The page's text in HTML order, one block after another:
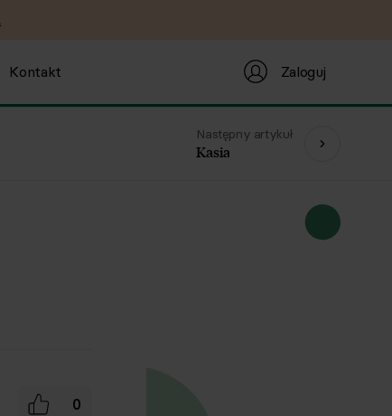
Kontakt Zaloguj
Następny artykuł
Kasia
0